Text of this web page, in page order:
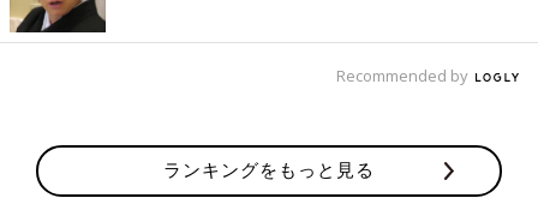
Recommended by
ランキングをもっと見る